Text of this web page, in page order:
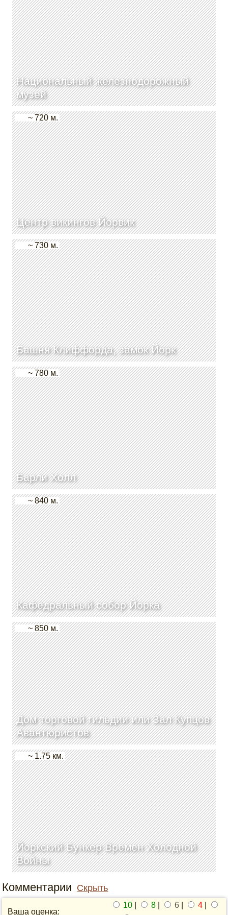
Национальный железнодорожный
музей
Центр викингов Йорвик
~ 720 м.
Башня Клиффорда, замок Йорк
~ 730 м.
Барли Холл
~ 780 м.
Кафедральный собор Йорка
~ 840 м.
Дом торговой гильдии или Зал Купцов
Авантюристов
~ 850 м.
Йоркский Бункер Времен Холодной
Войны
~ 1.75 км.
Комментарии Скрыть
Ваша оценка:
10 8 6 4